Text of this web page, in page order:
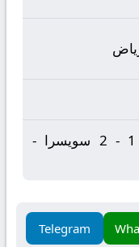
إيرلندا الشمالية 1 - 2 سويسرا -
Telegram